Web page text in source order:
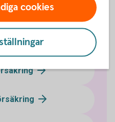
cookies